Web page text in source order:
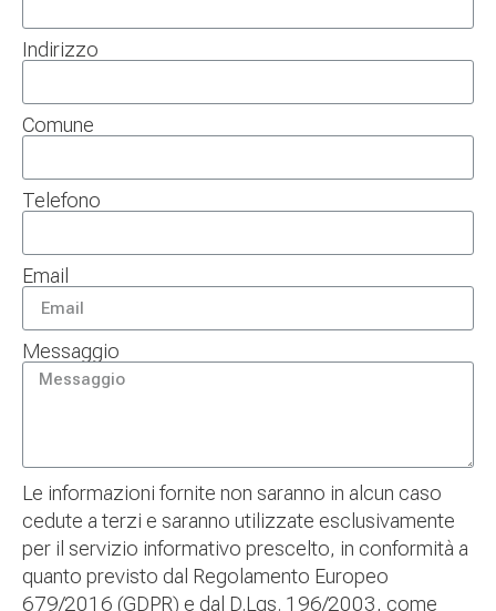
Indirizzo
Comune
Telefono
Email
Messaggio
Le informazioni fornite non saranno in alcun caso
cedute a terzi e saranno utilizzate esclusivamente
per il servizio informativo prescelto, in conformità a
quanto previsto dal Regolamento Europeo
679/2016 (GDPR) e dal D.Lgs. 196/2003, come